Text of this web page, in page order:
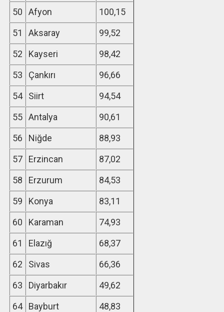
50
Afyon
100,15
51
Aksaray
99,52
52
Kayseri
98,42
53
Çankırı
96,66
54
Siirt
94,54
55 Antalya
90,61
56
Niğde
88,93
57
Erzincan
87,02
58
Erzurum
84,53
59
Konya
83,11
60
Karaman
74,93
61
Elazığ
68,37
62
Sivas
66,36
63
Diyarbakır
49,62
64
Bayburt
48,83